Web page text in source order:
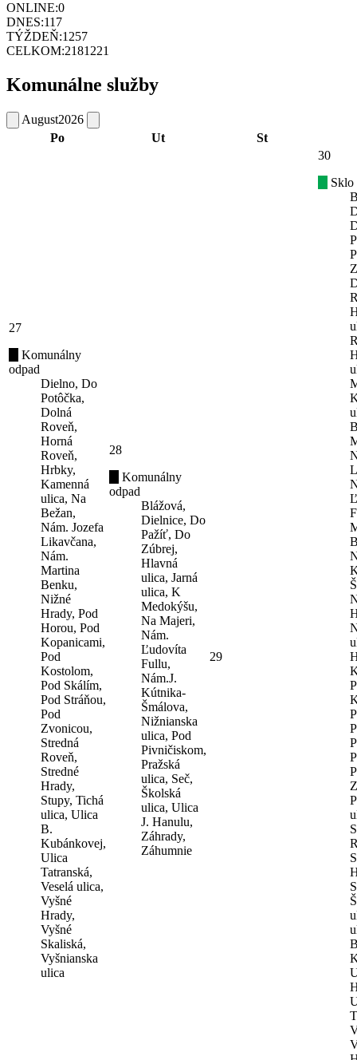
ONLINE:0
DNES:117
TÝŽDEŇ:1257
CELKOM:2181221
Komunálne služby
August2026
Po
Ut St
27
Komunálny
odpad
Dielno, Do
Potôčka,
Dolná
Roveň,
Horná
Roveň,
Hrbky,
Kamenná
ulica, Na
Bežan,
Nám. Jozefa
Likavčana,
Nám.
Martina
Benku,
Nižné
Hrady, Pod
Horou, Pod
Kopanicami,
Pod
Kostolom,
Pod Skálím,
Pod Stráňou,
Pod
Zvonicou,
Stredná
Roveň,
Stredné
Hrady,
Stupy, Tichá
ulica, Ulica
B.
Kubánkovej,
Ulica
Tatranská,
Veselá ulica,
Vyšné
Hrady,
Vyšné
Skaliská,
Vyšnianska
ulica
28
Komunálny
odpad
Blážová,
Dielnice, Do
Pažíť, Do
Zúbrej,
Hlavná
ulica, Jarná
ulica, K
Medokýšu,
Na Majeri,
Nám.
Ľudovíta
Fullu,
Nám.J.
Kútnika-
Šmálova,
Nižnianska
ulica, Pod
Pivničiskom,
Pražská
ulica, Seč,
Školská
ulica, Ulica
J. Hanulu,
Záhrady,
Záhumnie
29
30
Sklo